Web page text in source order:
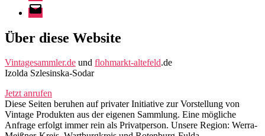
E-
Mail
Über diese Website
Vintagesammler.de und flohmarkt-altefeld.de
Izolda Szlesinska-Sodar
Jetzt anrufen
Diese Seiten beruhen auf privater Initiative zur Vorstellung von
Vintage Produkten aus der eigenen Sammlung. Eine mögliche
Anfrage erfolgt immer rein als Privatperson. Unsere Region: Werra-